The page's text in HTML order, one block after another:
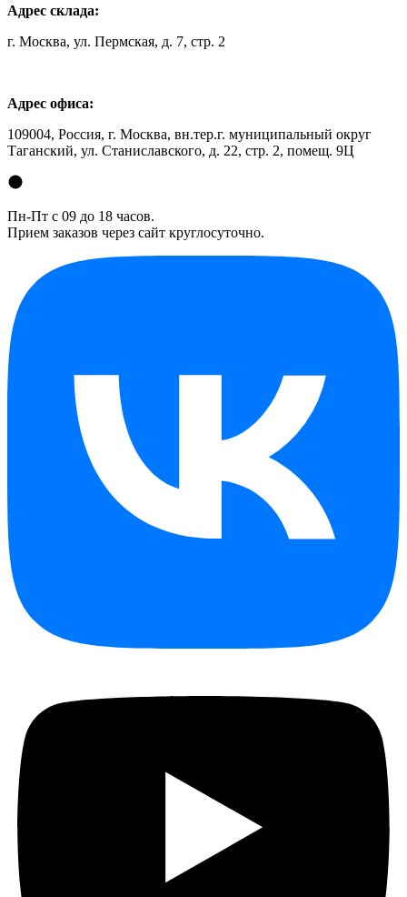
Адрес склада:
г. Москва, ул. Пермская, д. 7, стр. 2
Адрес офиса:
109004, Россия, г. Москва, вн.тер.г. муниципальный округ
Таганский, ул. Станиславского, д. 22, стр. 2, помещ. 9Ц
Пн-Пт с 09 до 18 часов.
Прием заказов через сайт круглосуточно.